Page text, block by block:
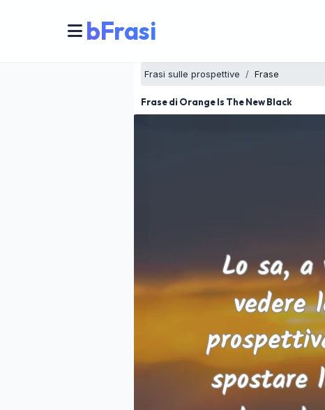
bFrasi
Frasi sulle prospettive Frase
Frase di Orange Is The New Black